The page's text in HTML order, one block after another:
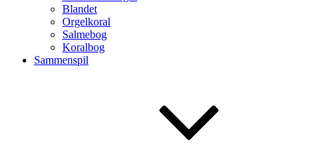
Blandet
Orgelkoral
Salmebog
Koralbog
Sammenspil